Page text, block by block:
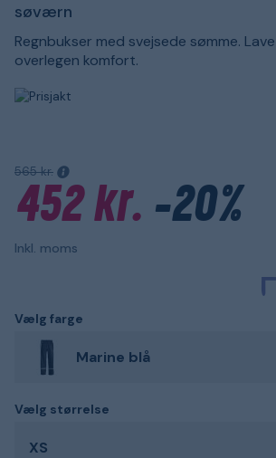
søværn
Regnbukser med svejsede sømme.
overlegen komfort.
565 kr.
452 kr. -20%
Inkl. moms
Vælg farge
Marine blå
Vælg størrelse
XS